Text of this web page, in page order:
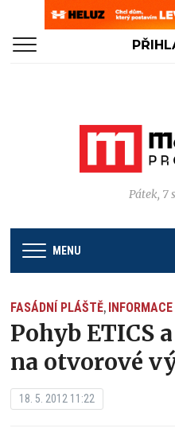
Pátek, 7
MENU
FASÁDNÍ PLÁŠTĚ,
Pohyb ETICS
na otvorové
18. 5. 2012 11:22